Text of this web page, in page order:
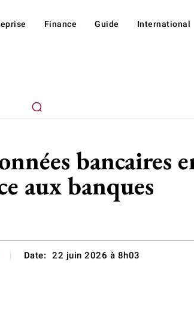
Finance Guide International
bancaires
aux banques
Date: 22 juin 2026 à 8h03